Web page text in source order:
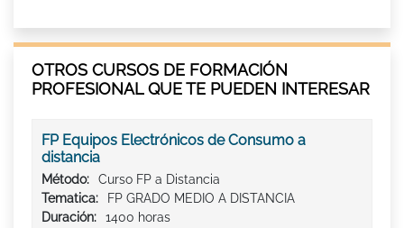
OTROS CURSOS DE FORMACIÓN
PROFESIONAL QUE TE PUEDEN INTERESAR
FP Equipos Electrónicos de Consumo a
distancia
Método:
Curso FP a Distancia
Tematica:
FP GRADO MEDIO A DISTANCIA
Duración:
1400 horas